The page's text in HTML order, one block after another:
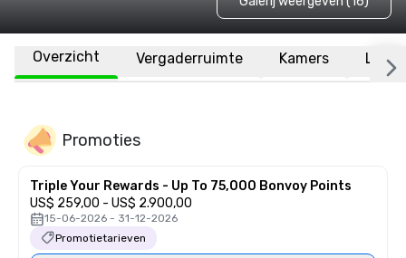
Overzicht Vergaderruimte Kamers
Promoties
Triple Your Rewards - Up To 75,000 Bonvoy Points
US$ 259,00 - US$ 2.900,00
15-06-2026 - 31-12-2026
Promotietarieven